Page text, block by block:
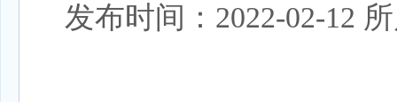
发布时间：2022-02-12